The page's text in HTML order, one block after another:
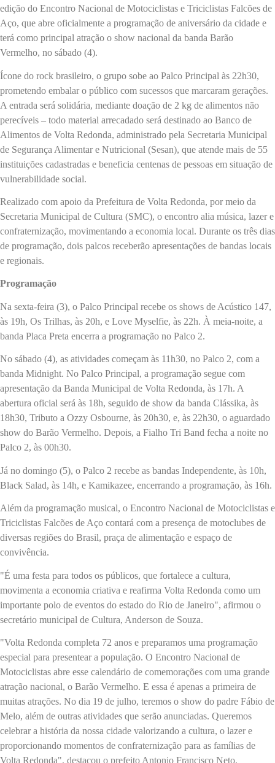
edição do Encontro Nacional de Motociclistas e Triciclistas Falcões de
Aço, que abre oficialmente a programação de aniversário da cidade e
terá como principal atração o show nacional da banda Barão
Vermelho, no sábado (4).
Ícone do rock brasileiro, o grupo sobe ao Palco Principal às 22h30,
prometendo embalar o público com sucessos que marcaram gerações.
A entrada será solidária, mediante doação de 2 kg de alimentos não
perecíveis – todo material arrecadado será destinado ao Banco de
Alimentos de Volta Redonda, administrado pela Secretaria Municipal
de Segurança Alimentar e Nutricional (Sesan), que atende mais de 55
instituições cadastradas e beneficia centenas de pessoas em situação de
vulnerabilidade social.
Realizado com apoio da Prefeitura de Volta Redonda, por meio da
Secretaria Municipal de Cultura (SMC), o encontro alia música, lazer e
confraternização, movimentando a economia local. Durante os três dias
de programação, dois palcos receberão apresentações de bandas locais
e regionais.
Programação
Na sexta-feira (3), o Palco Principal recebe os shows de Acústico 147,
às 19h, Os Trilhas, às 20h, e Love Myselfie, às 22h. À meia-noite, a
banda Placa Preta encerra a programação no Palco 2.
No sábado (4), as atividades começam às 11h30, no Palco 2, com a
banda Midnight. No Palco Principal, a programação segue com
apresentação da Banda Municipal de Volta Redonda, às 17h. A
abertura oficial será às 18h, seguido de show da banda Clássika, às
18h30, Tributo a Ozzy Osbourne, às 20h30, e, às 22h30, o aguardado
show do Barão Vermelho. Depois, a Fialho Tri Band fecha a noite no
Palco 2, às 00h30.
Já no domingo (5), o Palco 2 recebe as bandas Independente, às 10h,
Black Salad, às 14h, e Kamikazee, encerrando a programação, às 16h.
Além da programação musical, o Encontro Nacional de Motociclistas e
Triciclistas Falcões de Aço contará com a presença de motoclubes de
diversas regiões do Brasil, praça de alimentação e espaço de
convivência.
"É uma festa para todos os públicos, que fortalece a cultura,
movimenta a economia criativa e reafirma Volta Redonda como um
importante polo de eventos do estado do Rio de Janeiro", afirmou o
secretário municipal de Cultura, Anderson de Souza.
"Volta Redonda completa 72 anos e preparamos uma programação
especial para presentear a população. O Encontro Nacional de
Motociclistas abre esse calendário de comemorações com uma grande
atração nacional, o Barão Vermelho. E essa é apenas a primeira de
muitas atrações. No dia 19 de julho, teremos o show do padre Fábio de
Melo, além de outras atividades que serão anunciadas. Queremos
celebrar a história da nossa cidade valorizando a cultura, o lazer e
proporcionando momentos de confraternização para as famílias de
Volta Redonda", destacou o prefeito Antonio Francisco Neto.